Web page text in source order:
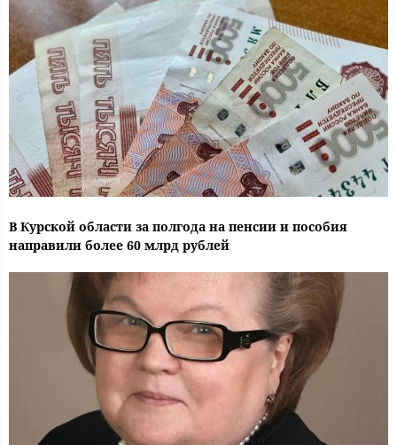
В Курской области за полгода на пенсии и пособия
направили более 60 млрд рублей